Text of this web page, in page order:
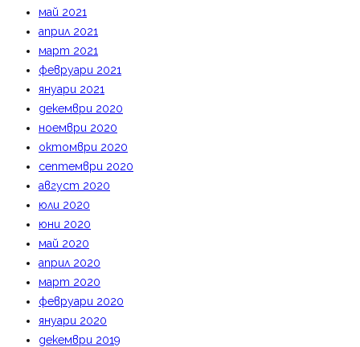
май 2021
април 2021
март 2021
февруари 2021
януари 2021
декември 2020
ноември 2020
октомври 2020
септември 2020
август 2020
юли 2020
юни 2020
май 2020
април 2020
март 2020
февруари 2020
януари 2020
декември 2019